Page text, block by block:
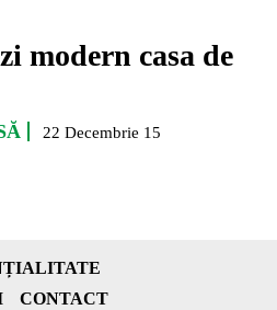
modern casa de
22 Decembrie 15
CONTACT